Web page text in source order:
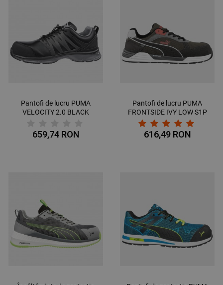
Pantofi de lucru PUMA
VELOCITY 2.0 BLACK
659,74 RON
Pantofi de lucru PUMA
FRONTSIDE IVY LOW S1P
ESD HRO SRC
616,49 RON